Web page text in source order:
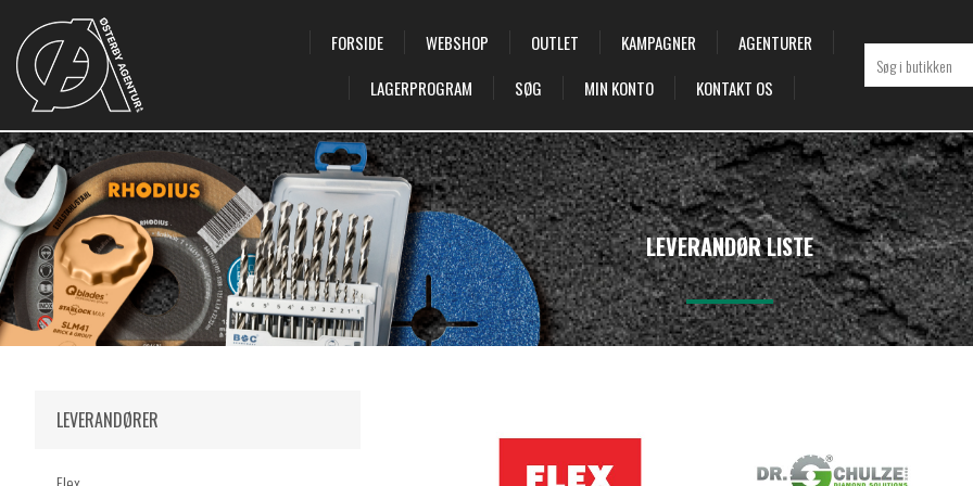
FORSIDE WEBSHOP OUTLET KAMPAGNER
AGENTURER
LAGERPROGRAM
SØG MIN KONTO KONTAKT OS
LEVERANDØR LISTE
LEVERANDØRER